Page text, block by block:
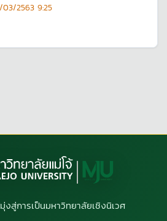
2563 9:25
งสู่การเป็นมหาวิทยาลัยเชิงนิเวศ